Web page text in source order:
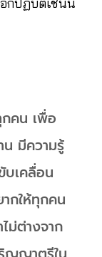
คน เพื่อ
น มีความรู้
บเคลื่อน
กให้ทุกคน
ม่ต่างจาก